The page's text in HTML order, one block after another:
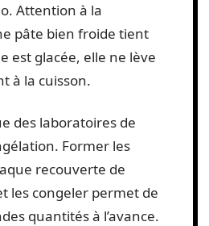
Attention à la
pâte bien froide tient
est glacée, elle ne lève
à la cuisson.
des laboratoires de
Former les
recouverte de
les congeler permet de
quantités à l’avance.